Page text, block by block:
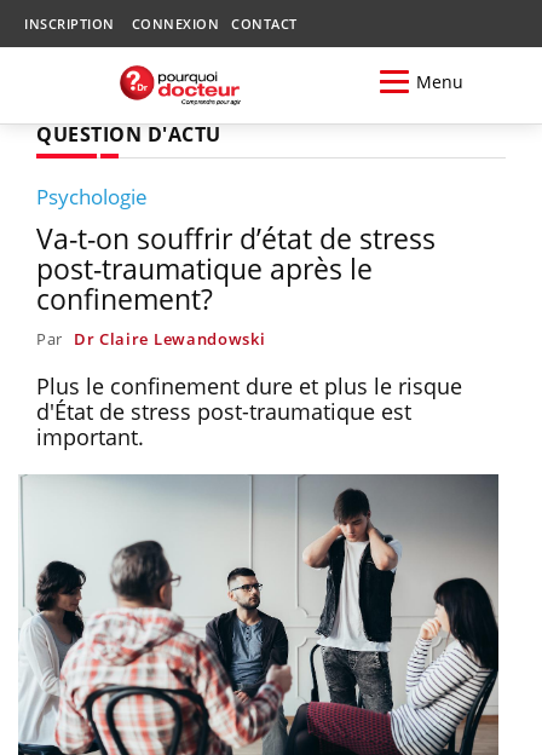
INSCRIPTION CONNEXION CONTACT
Menu
QUESTION D'ACTU
Psychologie
Va-t-on souffrir d’état de stress
post-traumatique après le
confinement?
Par Dr Claire Lewandowski
Plus le confinement dure et plus le risque
d'État de stress post-traumatique est
important.